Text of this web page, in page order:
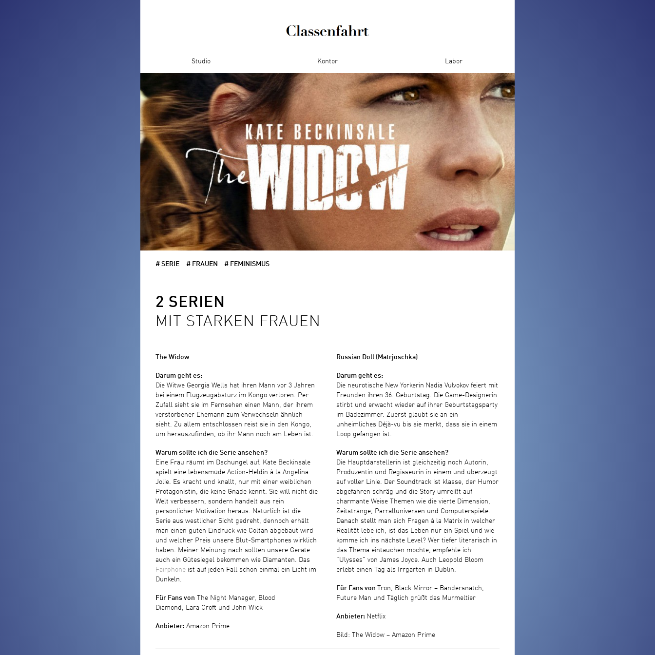
Studio Kontor Labor
# SERIE # FRAUEN # FEMINISMUS
2 SERIEN
MIT STARKEN FRAUEN
The Widow
Darum geht es:
Die Witwe Georgia Wells hat ihren Mann vor 3 Jahren
bei einem Flugzeugabsturz im Kongo verloren. Per
Zufall sieht sie im Fernsehen einen Mann, der ihrem
verstorbener Ehemann zum Verwechseln ähnlich
sieht. Zu allem entschlossen reist sie in den Kongo,
um herauszufinden, ob ihr Mann noch am Leben ist.
Warum sollte ich die Serie ansehen?
Eine Frau räumt im Dschungel auf. Kate Beckinsale
spielt eine lebensmüde Action-Heldin à la Angelina
Jolie. Es kracht und knallt, nur mit einer weiblichen
Protagonistin, die keine Gnade kennt. Sie will nicht die
Welt verbessern, sondern handelt aus rein
persönlicher Motivation heraus. Natürlich ist die
Serie aus westlicher Sicht gedreht, dennoch erhält
man einen guten Eindruck wie Coltan abgebaut wird
und welcher Preis unsere Blut-Smartphones wirklich
haben. Meiner Meinung nach sollten unsere Geräte
auch ein Gütesiegel bekommen wie Diamanten. Das
Fairphoneist auf jeden Fall schon einmal ein Licht im
Dunkeln.
Für Fans von The Night Manager, Blood
Diamond, Lara Croft und John Wick
Anbieter:Amazon Prime
Russian Doll (Matrjoschka)
Darum geht es:
Die neurotische New Yorkerin Nadia Vulvokov feiert mit
Freunden ihren 36. Geburtstag. Die Game-Designerin
stirbt und erwacht wieder auf ihrer Geburtstagsparty
im Badezimmer. Zuerst glaubt sie an ein
unheimliches Déjà-vu bis sie merkt, dass sie in einem
Loop gefangen ist.
Warum sollte ich die Serie ansehen?
Die Hauptdarstellerin ist gleichzeitig noch Autorin,
Produzentin und Regisseurin in einem und überzeugt
auf voller Linie. Der Soundtrack ist klasse, der Humor
abgefahren schräg und die Story umreißt auf
charmante Weise Themen wie die vierte Dimension,
Zeitstränge, Parralluniversen und Computerspiele.
Danach stellt man sich Fragen à la Matrix in welcher
Realität lebe ich, ist das Leben nur ein Spiel und wie
komme ich ins nächste Level? Wer tiefer literarisch in
das Thema eintauchen möchte, empfehle ich
"Ulysses" von James Joyce. Auch Leopold Bloom
erlebt einen Tag als Irrgarten in Dublin.
Für Fans von
Tron, Black Mirror – Bandersnatch,
Future Man und Täglich grüßt das Murmeltier
Anbieter: Netflix
Bild: The Widow – Amazon Prime